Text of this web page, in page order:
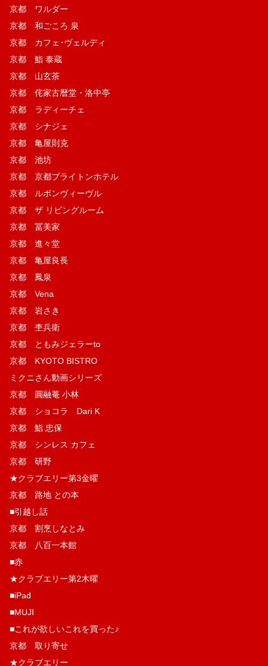
京都 ワルダー
京都 和ごころ 泉
京都 カフェ･ヴェルディ
京都 鮨 泰蔵
京都 山玄茶
京都 侘家古暦堂・洛中亭
京都 ラディーチェ
京都 シナジェ
京都 亀屋則克
京都 池坊
京都 京都ブライトンホテル
京都 ルボンヴィーヴル
京都 ザ リビングルーム
京都 冨美家
京都 進々堂
京都 亀屋良長
京都 鳳泉
京都 Vena
京都 岩さき
京都 杢兵衛
京都 ともみジェラーto
京都 KYOTO BISTRO
ミクニさん動画シリーズ
京都 圓融菴 小林
京都 ショコラ Dari K
京都 鮨 忠保
京都 シンレス カフェ
京都 研野
★クラブエリー第3金曜
京都 路地 との本
■引越し話
京都 割烹しなとみ
京都 八百一本館
■赤
★クラブエリー第2木曜
■iPad
■MUJI
■これが欲しいこれを買った♪
京都 取り寄せ
★クラブエリー